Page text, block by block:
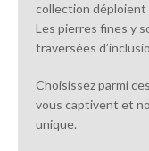
collection déploient
Les pierres fines y
traversées
Choisissez parmi
vous captivent et
unique.